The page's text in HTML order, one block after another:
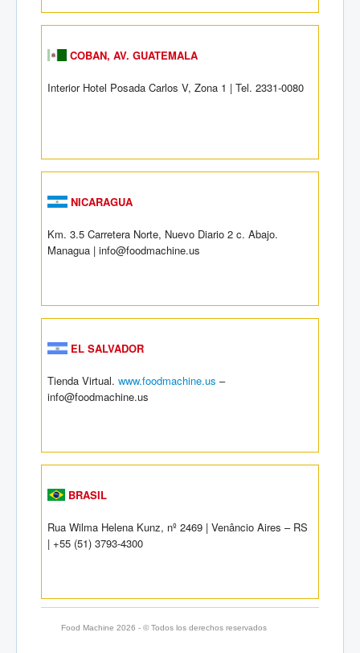
COBAN, AV. GUATEMALA
Interior Hotel Posada Carlos V, Zona 1 | Tel. 2331-0080
NICARAGUA
Km. 3.5 Carretera Norte, Nuevo Diario 2 c. Abajo.
Managua | info@foodmachine.us
EL SALVADOR
Tienda Virtual. www.foodmachine.us –
info@foodmachine.us
BRASIL
Rua Wilma Helena Kunz, nº 2469 | Venâncio Aires – RS
| +55 (51) 3793-4300
Food Machine 2026 - © Todos los derechos reservados